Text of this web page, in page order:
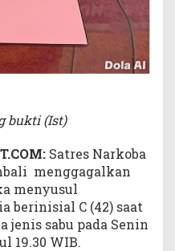
bukti (Ist)
Satres Narkoba
menggagalkan
menyusul
berinisial C (42) saat
jenis sabu pada Senin
19.30 WIB.